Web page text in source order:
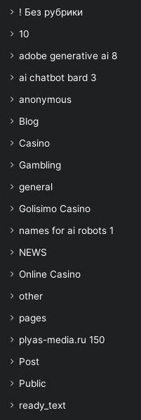
! Без рубрики
10
adobe generative ai 8
ai chatbot bard 3
anonymous
Blog
Casino
Gambling
general
Golisimo Casino
names for ai robots 1
NEWS
Online Casino
other
pages
plyas-media.ru 150
Post
Public
ready_text